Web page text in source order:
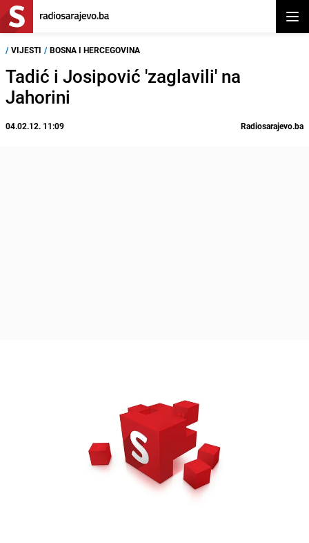
/ VIJESTI / BOSNA I HERCEGOVINA
Tadić i Josipović 'zaglavili' na
Jahorini
04.02.12. 11:09 Radiosarajevo.ba